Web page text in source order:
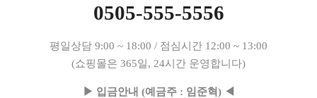
0505-555-5556
평일상담 9:00 ~ 18:00 / 점심시간 12:00 ~ 13:00
(쇼핑몰은 365일, 24시간 운영합니다)
▶ 입금안내 (예금주 : 임준혁) ◀